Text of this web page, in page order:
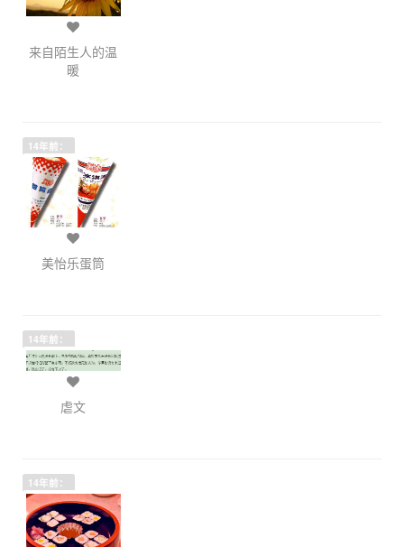
来自陌生人的温
暖
14年前：
美怡乐蛋筒
14年前：
虐文
14年前：